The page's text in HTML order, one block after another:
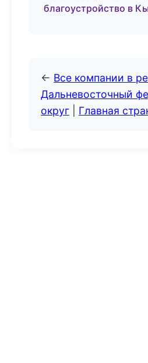
благоустройство в
← Все компании в
Дальневосточный
округ
Главная